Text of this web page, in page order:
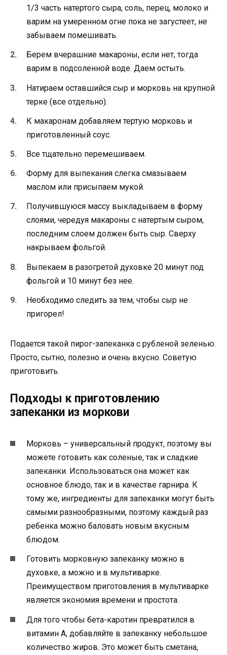
1/3 часть натертого сыра, соль, перец, молоко и
варим на умеренном огне пока не загустеет, не
забываем помешивать.
Берем вчерашние макароны, если нет, тогда
варим в подсоленной воде. Даем остыть.
Натираем оставшийся сыр и морковь на крупной
терке (все отдельно).
К макаронам добавляем тертую морковь и
приготовленный соус.
Все тщательно перемешиваем.
Форму для выпекания слегка смазываем
маслом или присыпаем мукой.
Получившуюся массу выкладываем в форму
слоями, чередуя макароны с натертым сыром,
последним слоем должен быть сыр. Сверху
накрываем фольгой.
Выпекаем в разогретой духовке 20 минут под
фольгой и 10 минут без нее.
Необходимо следить за тем, чтобы сыр не
пригорел!
Подается такой пирог-запеканка с рубленой зеленью.
Просто, сытно, полезно и очень вкусно. Советую
приготовить.
Подходы к приготовлению
запеканки из моркови
Морковь – универсальный продукт, поэтому вы
можете готовить как соленые, так и сладкие
запеканки. Использоваться она может как
основное блюдо, так и в качестве гарнира. К
тому же, ингредиенты для запеканки могут быть
самыми разнообразными, поэтому каждый раз
ребенка можно баловать новым вкусным
блюдом.
Готовить морковную запеканку можно в
духовке, а можно и в мультиварке.
Преимуществом приготовления в мультиварке
является экономия времени и простота.
Для того чтобы бета-каротин превратился в
витамин А, добавляйте в запеканку небольшое
количество жиров. Это может быть сметана,